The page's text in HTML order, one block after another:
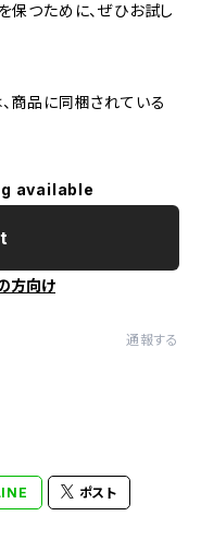
つために、ぜひお試し
商品に同梱されている
available
方向け
通報する
ポスト